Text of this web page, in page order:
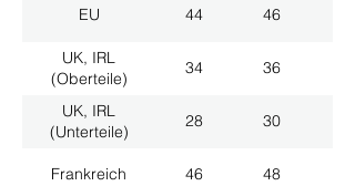
EU 44 46
UK, IRL
(Oberteile)
34 36
UK, IRL
(Unterteile)
28 30
Frankreich 46 48